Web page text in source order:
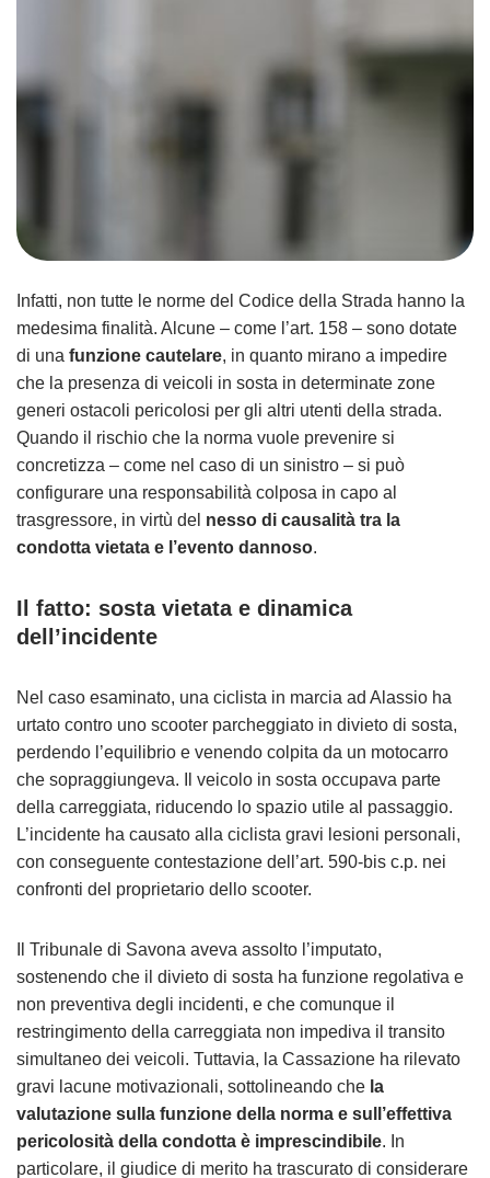
Infatti, non tutte le norme del Codice della Strada hanno la
medesima finalità. Alcune – come l’art. 158 – sono dotate
di una funzione cautelare, in quanto mirano a impedire
che la presenza di veicoli in sosta in determinate zone
generi ostacoli pericolosi per gli altri utenti della strada.
Quando il rischio che la norma vuole prevenire si
concretizza – come nel caso di un sinistro – si può
configurare una responsabilità colposa in capo al
trasgressore, in virtù del nesso di causalità tra la
condotta vietata e l’evento dannoso.
Il fatto: sosta vietata e dinamica
dell’incidente
Nel caso esaminato, una ciclista in marcia ad Alassio ha
urtato contro uno scooter parcheggiato in divieto di sosta,
perdendo l’equilibrio e venendo colpita da un motocarro
che sopraggiungeva. Il veicolo in sosta occupava parte
della carreggiata, riducendo lo spazio utile al passaggio.
L’incidente ha causato alla ciclista gravi lesioni personali,
con conseguente contestazione dell’art. 590-bis c.p. nei
confronti del proprietario dello scooter.
Il Tribunale di Savona aveva assolto l’imputato,
sostenendo che il divieto di sosta ha funzione regolativa e
non preventiva degli incidenti, e che comunque il
restringimento della carreggiata non impediva il transito
simultaneo dei veicoli. Tuttavia, la Cassazione ha rilevato
gravi lacune motivazionali, sottolineando che la
valutazione sulla funzione della norma e sull’effettiva
pericolosità della condotta è imprescindibile. In
particolare, il giudice di merito ha trascurato di considerare